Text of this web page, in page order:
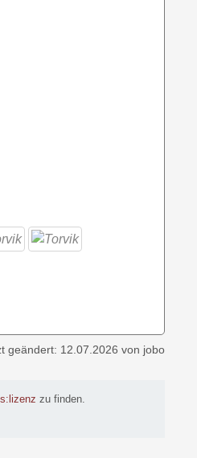
geändert: 12.07.2026 von jobo
zu finden.